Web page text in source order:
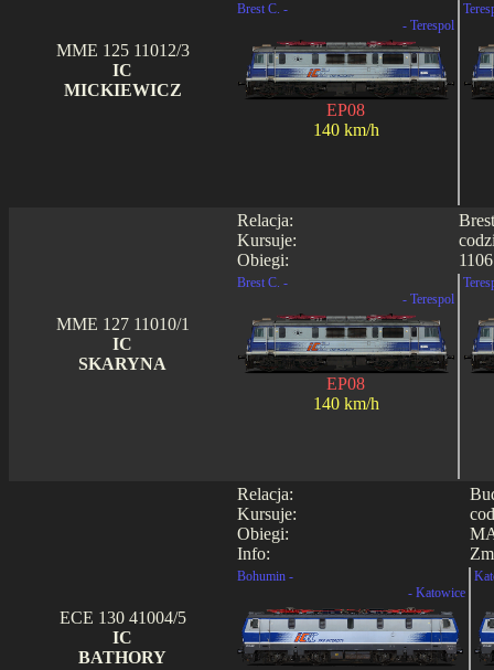
MME 125 11012/3
IC
MICKIEWICZ
Brest C. -
- Terespol
EP08
140 km/h
Relacja:
Kursuje:
Obiegi:
MME 127 11010/1
IC
SKARYNA
Brest C. -
- Terespol
EP08
140 km/h
Relacja:
Kursuje:
Obiegi:
Info:
ECE 130 41004/5
IC
BATHORY
Bohumin -
- Katowice